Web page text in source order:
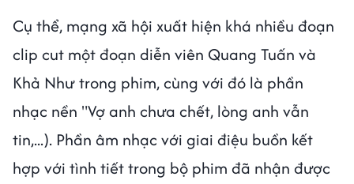
Cụ thể, mạng xã hội xuất hiện khá nhiều đoạn
clip cut một đoạn diễn viên Quang Tuấn và
Khả Như trong phim, cùng với đó là phần
nhạc nền "Vợ anh chưa chết, lòng anh vẫn
tin,...). Phần âm nhạc với giai điệu buồn kết
hợp với tình tiết trong bộ phim đã nhận được